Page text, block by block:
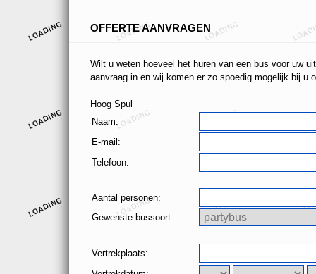
OFFERTE AANVRAGEN
Wilt u weten hoeveel het huren van een bus voor uw
aanvraag in en wij komen er zo spoedig mogelijk bij u
Hoog Spul
Naam:
E-mail:
Telefoon:
Aantal personen:
Gewenste bussoort:
Vertrekplaats: